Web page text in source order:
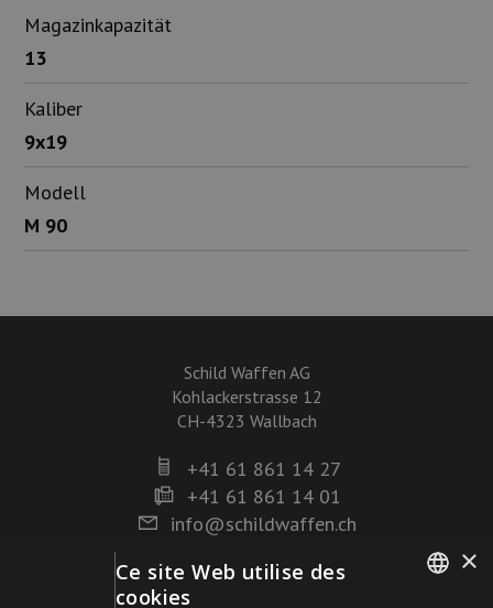
Magazinkapazität
13
Kaliber
9x19
Modell
M 90
Schild Waffen AG
Kohlackerstrasse 12
CH-4323 Wallbach
+41 61 861 14 27
+41 61 861 14 01
info@schildwaffen.ch
Mode de paiement
×
Ce site Web utilise des
cookies